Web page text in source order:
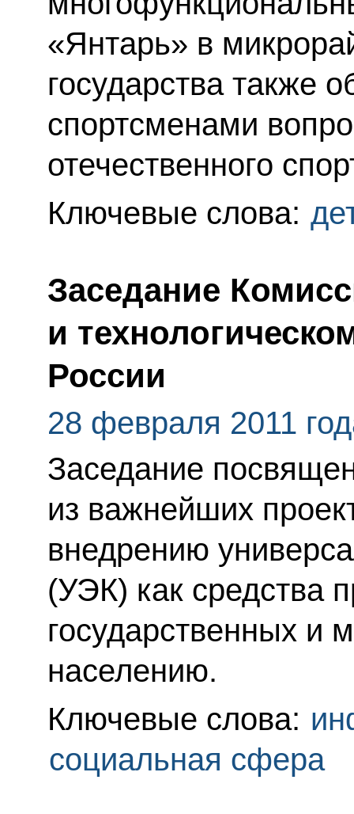
«Янтарь» в
государства также
спортсменами
отечественного
Ключевые слова:
Заседание
и
России
28 февраля 2011
Заседание
из важнейших
внедрению
(УЭК) как средства
государственных и
населению.
Ключевые слова:
социальная сфера